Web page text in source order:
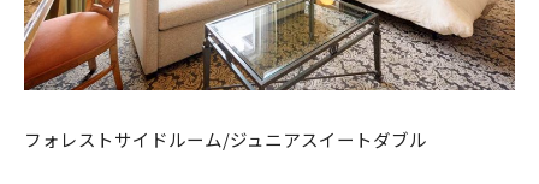
フォレストサイドルーム/ジュニアスイートダブル